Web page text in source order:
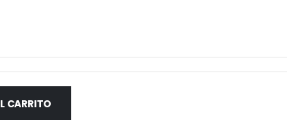
CARRITO